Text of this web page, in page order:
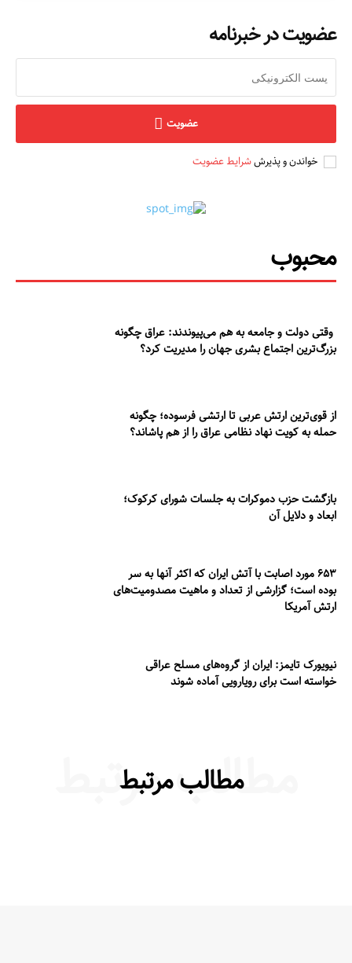
عضویت در خبرنامه
عضویت
خواندن و پذیرششرایط عضویت
محبوب
وقتی دولت و جامعه به هم می‌پیوندند: عراق چگونه
بزرگ‌ترین اجتماع بشری جهان را مدیریت کرد؟
از قوی‌ترین ارتش عربی تا ارتشی فرسوده؛ چگونه
حمله به کویت نهاد نظامی عراق را از هم پاشاند؟
بازگشت حزب دموکرات به جلسات شورای کرکوک؛
ابعاد و دلایل آن
۶۵۳ مورد اصابت با آتش ایران که اکثر آنها به سر
بوده است؛ گزارشی از تعداد و ماهیت مصدومیت‌های
ارتش آمریکا
نیویورک تایمز: ایران از گروه‌های مسلح عراقی
خواسته است برای رویارویی آماده شوند
مطالب مرتبط
مطالب مرتبط